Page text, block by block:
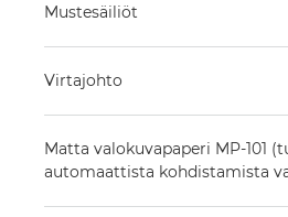
Mustesäiliöt
Virtajohto
Matta valokuvapaperi MP-101
automaattista kohdistamista